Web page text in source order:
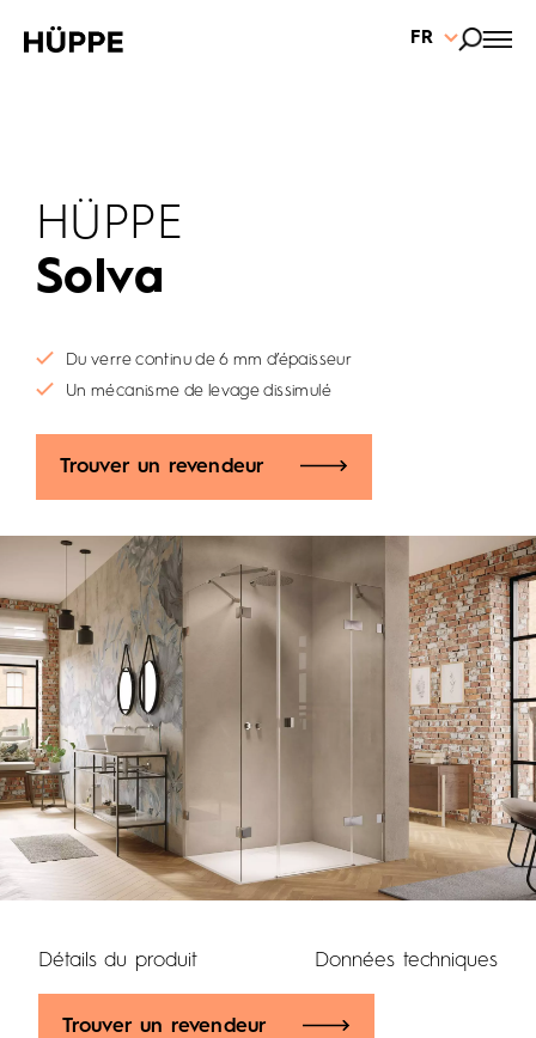
FR
HÜPPE
Solva
Du verre continu de 6 mm d’épaisseur
Un mécanisme de levage dissimulé
Trouver un revendeur
Détails du produit Données techniques
Trouver un revendeur